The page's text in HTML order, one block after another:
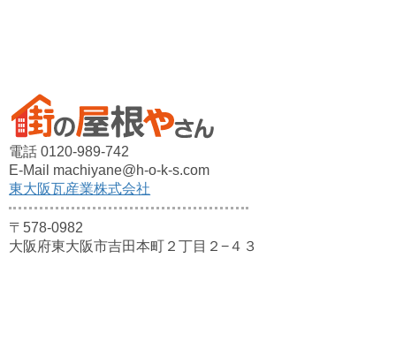
電話 0120-989-742
E-Mail machiyane@h-o-k-s.com
東大阪瓦産業株式会社
〒578-0982
大阪府東大阪市吉田本町２丁目２−４３